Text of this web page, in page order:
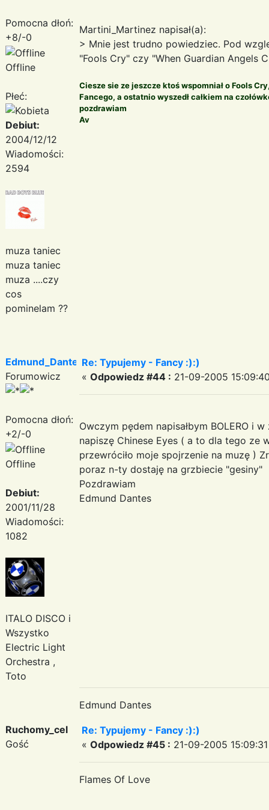
Pomocna dłoń:
+8/-0
Offline
Płeć:
Debiut:
2004/12/12
Wiadomości:
2594
muza taniec
muza taniec
muza ....czy
cos
pominelam ??
Martini_Martinez napisał(a):
> Mnie jest trudno powiedziec. Pod
"Fools Cry" czy "When Guardian Angels
Ciesze sie ze jeszcze ktoś wspomniał o Fools
Fancego, a ostatnio wyszedł całkiem na
pozdrawiam
Av
Edmund_Dantes
Forumowicz
Pomocna dłoń:
+2/-0
Offline
Debiut:
2001/11/28
Wiadomości:
1082
ITALO DISCO i
Wszystko
Electric Light
Orchestra ,
Toto
Re: Typujemy - Fancy :):)
« Odpowiedz #44 : 21-09-2005
Owczym pędem napisałbym BOLERO i
napiszę Chinese Eyes ( a to dla tego ze
przewróciło moje spojrzenie na muzę )
poraz n-ty dostaję na grzbiecie "gesiny"
Pozdrawiam
Edmund Dantes
Edmund Dantes
Ruchomy_cel
Gość
Re: Typujemy - Fancy :):)
« Odpowiedz #45 : 21-09-2005
Flames Of Love